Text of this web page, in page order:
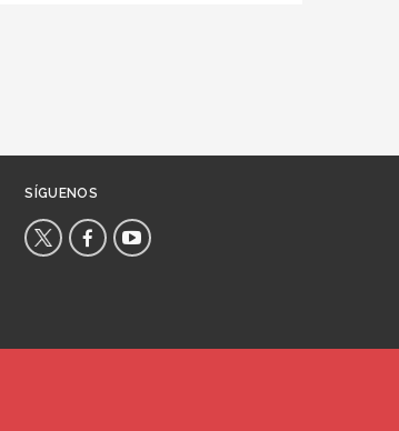
SÍGUENOS